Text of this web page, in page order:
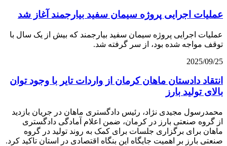
عملیات اجرایی پروژه سیمان سفید بیارجمند آغاز شد
عملیات اجرایی پروژه سیمان سفید بیارجمند که بیش از یک سال با
توقف مواجه شده بود، از سر گرفته شد.
2025/09/25
انتقاد دادستان ماهان کرمان از واردات تایر با وجود توان
بالای تولید بارز
محمدرسول مجیدی نژاد، رئیس دادگستری ماهان در جریان بازدید
از گروه صنعتی بارز در کرمان، ضمن اعلام آمادگی دادگستری
ماهان برای برگزاری جلسات برای کمک به روند تولید در گروه
صنعتی بارز بر اهمیت جایگاه این بنگاه اقتصادی در استان تاکید کرد.